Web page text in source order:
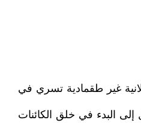
غير طقمادية تسري في
البدء في خلق الكائنات